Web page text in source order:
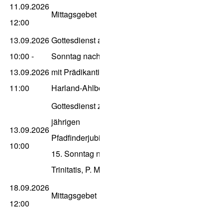
11.09.2026
12:00
Mittagsgebet
13.09.2026
10:00 -
13.09.2026
11:00
Gottesdienst am 15.
Sonntag nach Trinitatis
mit Prädikantin Frauke
Harland-Ahlborn
13.09.2026
10:00
Gottesdienst zum 75-
jährigen
Pfadfinderjubiläum zum
15. Sonntag nach
Trinitatis, P. Milkowski
18.09.2026
12:00
Mittagsgebet